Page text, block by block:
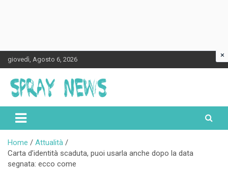
Skip
to
content
giovedì, Agosto 6, 2026
Spraynews.it
Home
Attualità
Carta d’identità scaduta, puoi usarla anche dopo la data
segnata: ecco come
×